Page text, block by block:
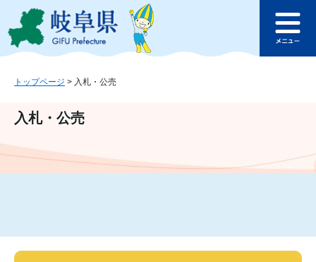
ジ
ュ
文
このページの本文へ
ュ
トップページ > 入札・公売
入札・公売